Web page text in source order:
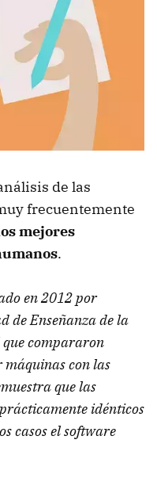
de las
frecuentemente
mejores
.
en 2012 por
de Enseñanza de la
compararon
con las
que las
idénticos
casos el software